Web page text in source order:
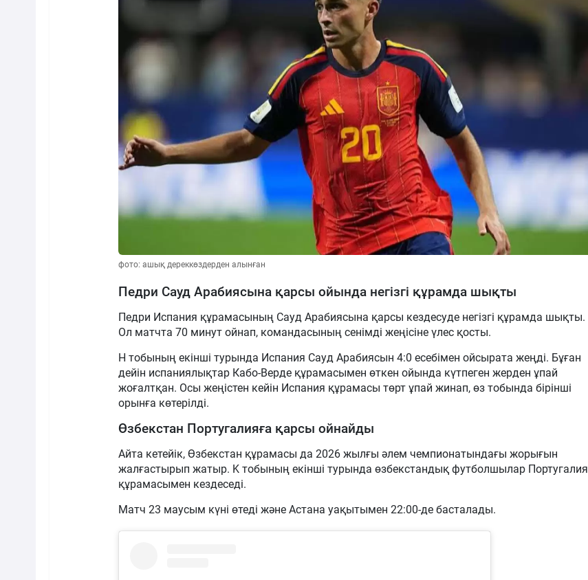
фото: ашық дереккөздерден алынған
Педри Сауд Арабиясына қарсы ойында негізгі құрамда шықты
Педри Испания құрамасының Сауд Арабиясына қарсы кездесуде негізгі құрамда шықты.
Ол матчта 70 минут ойнап, командасының сенімді жеңісіне үлес қосты.
H тобының екінші турында Испания Сауд Арабиясын 4:0 есебімен ойсырата жеңді. Бұған
дейін испаниялықтар Кабо-Верде құрамасымен өткен ойында күтпеген жерден ұпай
жоғалтқан. Осы жеңістен кейін Испания құрамасы төрт ұпай жинап, өз тобында бірінші
орынға көтерілді.
Өзбекстан Португалияға қарсы ойнайды
Айта кетейік, Өзбекстан құрамасы да 2026 жылғы әлем чемпионатындағы жорығын
жалғастырып жатыр. K тобының екінші турында өзбекстандық футболшылар Португалия
құрамасымен кездеседі.
Матч 23 маусым күні өтеді және Астана уақытымен 22:00-де басталады.